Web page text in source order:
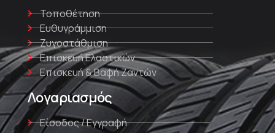
Τοποθέτηση
Ευθυγράμμιση
Ζυγοστάθμιση
Επισκευή Ελαστικών
Επισκευή & Βαφή Ζαντών
Λογαριασμός
Είσοδος / Εγγραφή